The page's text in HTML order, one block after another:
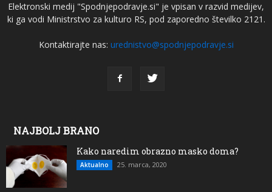
Elektronski medij "Spodnjepodravje.si" je vpisan v razvid medijev,
ki ga vodi Ministrstvo za kulturo RS, pod zaporedno številko 2121.
Kontaktirajte nas: urednistvo@spodnjepodravje.si
NAJBOLJ BRANO
Kako naredim obrazno masko doma?
Aktualno 25. marca, 2020